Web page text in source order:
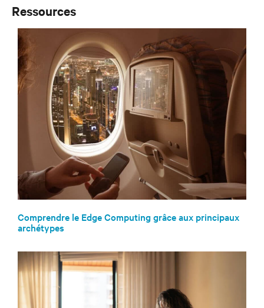
Ressources
Comprendre le Edge Computing grâce aux principaux
archétypes